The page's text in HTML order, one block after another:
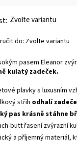
Zvolte variantu
do: Zvolte variantu
pasem Eleanor
kulatý zadeček.
plavky s luxusním
střih odhalí
pas krásně stáhne
butt řasení zvýrazní
a příjemný materiál,